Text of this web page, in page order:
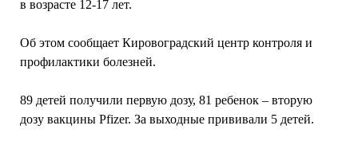
в возрасте 12-17 лет.
Об этом сообщает Кировоградский центр контроля и
профилактики болезней.
89 детей получили первую дозу, 81 ребенок – вторую
дозу вакцины Pfizer. За выходные прививали 5 детей.